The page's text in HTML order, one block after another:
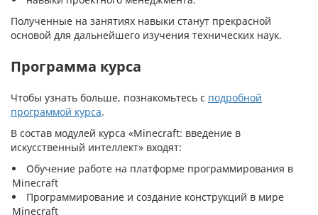
Полученные на занятиях навыки станут прекрасной
основой для дальнейшего изучения технических наук.
Программа курса
Чтобы узнать больше, познакомьтесь с подробной
программой курса.
В состав модулей курса «Minecraft: введение в
искусственный интеллект» входят:
Обучение работе на платформе программирования в
Minecraft
Программирование и создание конструкций в мире
Minecraft